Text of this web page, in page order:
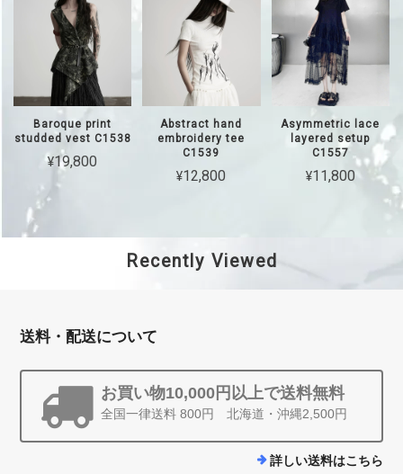
Baroque print
studded vest C1538
¥19,800
Abstract hand
embroidery tee
C1539
¥12,800
Asymmetric lace
layered setup
C1557
¥11,800
Recently Viewed
送料・配送について
お買い物10,000円以上で送料無料
全国一律送料 800円 北海道・沖縄2,500円
詳しい送料はこちら